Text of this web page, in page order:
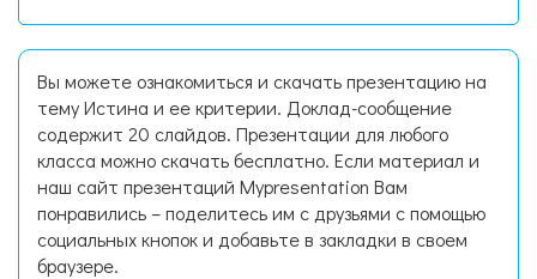
Вы можете ознакомиться и скачать презентацию на
тему Истина и ее критерии. Доклад-сообщение
содержит 20 слайдов. Презентации для любого
класса можно скачать бесплатно. Если материал и
наш сайт презентаций Mypresentation Вам
понравились – поделитесь им с друзьями с помощью
социальных кнопок и добавьте в закладки в своем
браузере.